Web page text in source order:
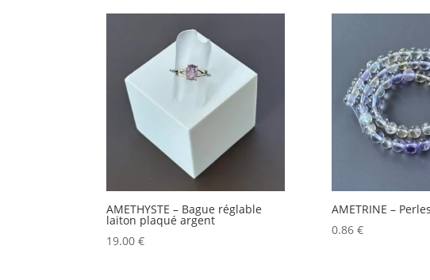
AMETHYSTE – Bague réglable
laiton plaqué argent
19.00€
AMETRINE –
0.86 €